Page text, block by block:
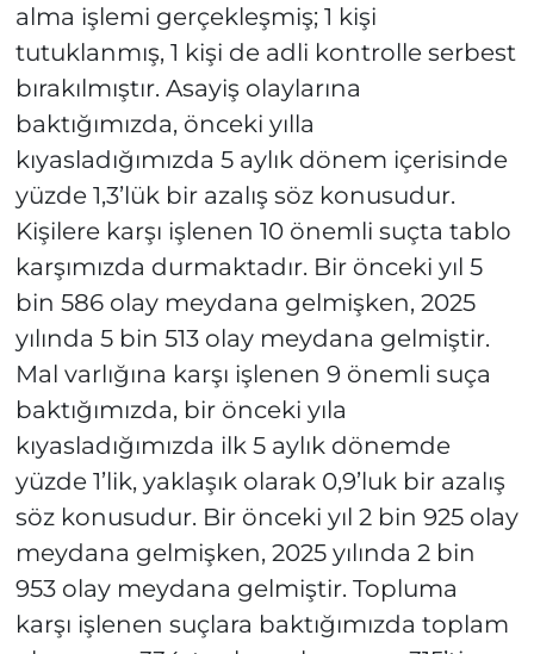
alma işlemi gerçekleşmiş; 1 kişi
tutuklanmış, 1 kişi de adli kontrolle serbest
bırakılmıştır. Asayiş olaylarına
baktığımızda, önceki yılla
kıyasladığımızda 5 aylık dönem içerisinde
yüzde 1,3’lük bir azalış söz konusudur.
Kişilere karşı işlenen 10 önemli suçta tablo
karşımızda durmaktadır. Bir önceki yıl 5
bin 586 olay meydana gelmişken, 2025
yılında 5 bin 513 olay meydana gelmiştir.
Mal varlığına karşı işlenen 9 önemli suça
baktığımızda, bir önceki yıla
kıyasladığımızda ilk 5 aylık dönemde
yüzde 1’lik, yaklaşık olarak 0,9’luk bir azalış
söz konusudur. Bir önceki yıl 2 bin 925 olay
meydana gelmişken, 2025 yılında 2 bin
953 olay meydana gelmiştir. Topluma
karşı işlenen suçlara baktığımızda toplam